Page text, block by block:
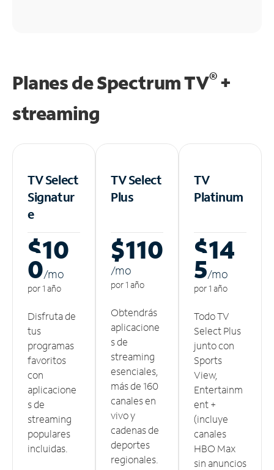
Planes de Spectrum TV®+
streaming
TV Select
Signatur
e
$10
0/mo
por 1 año
Disfruta de
tus
programas
favoritos
con
aplicacione
s de
streaming
populares
incluidas.
TV Select
Plus
$110
/mo
por 1 año
Obtendrás
aplicacione
s de
streaming
esenciales,
más de 160
canales en
vivo y
cadenas de
deportes
regionales.
TV
Platinum
$14
5/mo
por 1 año
Todo TV
Select Plus
junto con
Sports
View,
Entertainm
ent +
(incluye
canales
HBO Max
sin anuncios